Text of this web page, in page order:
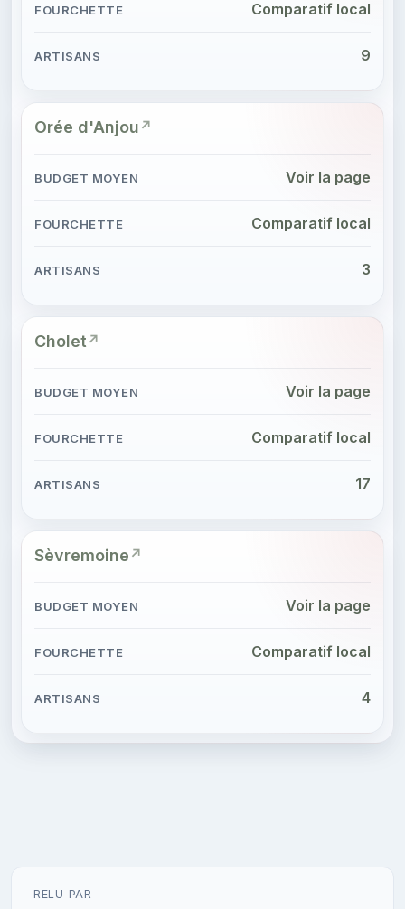
Comparatif local
9
Orée d'Anjou
Voir la page
Comparatif local
3
Cholet
Voir la page
Comparatif local
17
Sèvremoine
Voir la page
Comparatif local
4
RELU PAR